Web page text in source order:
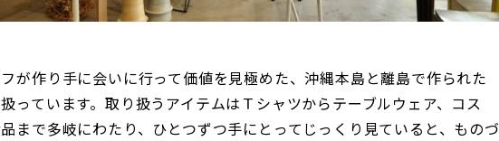
が作り手に会いに行って価値を見極めた、沖縄本島と離島で作られた
っています。取り扱うアイテムはＴシャツからテーブルウェア、コス
まで多岐にわたり、ひとつずつ手にとってじっくり見ていると、ものづ